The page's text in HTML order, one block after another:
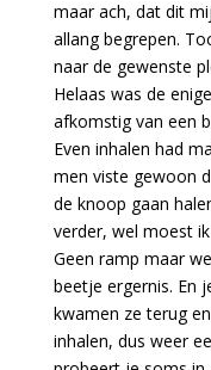
maar ach, dat dit
allang begrepen.
naar de gewenste
Helaas was de
afkomstig van een
Even inhalen had
men viste gewoon
de knoop gaan
verder, wel moest
Geen ramp maar
beetje ergernis. En
kwamen ze terug
inhalen, dus weer